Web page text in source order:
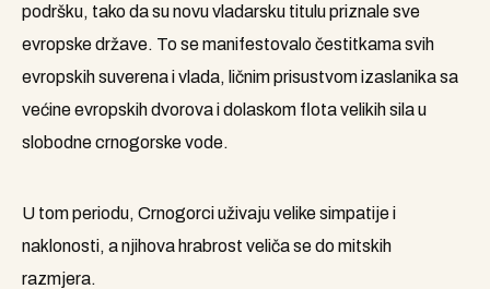
podršku, tako da su novu vladarsku titulu priznale sve
evropske države. To se manifestovalo čestitkama svih
evropskih suverena i vlada, ličnim prisustvom izaslanika sa
većine evropskih dvorova i dolaskom flota velikih sila u
slobodne crnogorske vode.
U tom periodu, Crnogorci uživaju velike simpatije i
naklonosti, a njihova hrabrost veliča se do mitskih
razmjera.